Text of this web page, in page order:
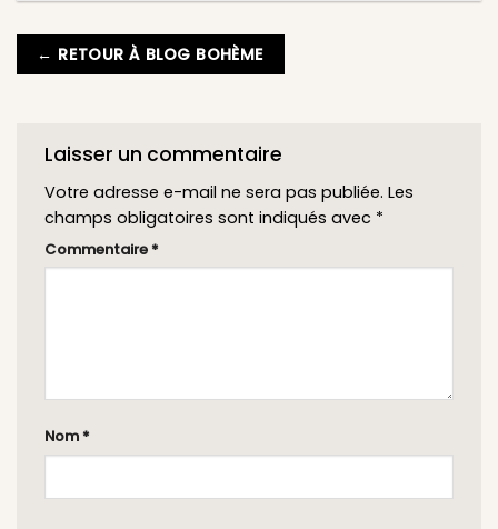
← RETOUR À BLOG BOHÈME
Laisser un commentaire
Votre adresse e-mail ne sera pas publiée. Les
champs obligatoires sont indiqués avec *
Commentaire *
Nom *